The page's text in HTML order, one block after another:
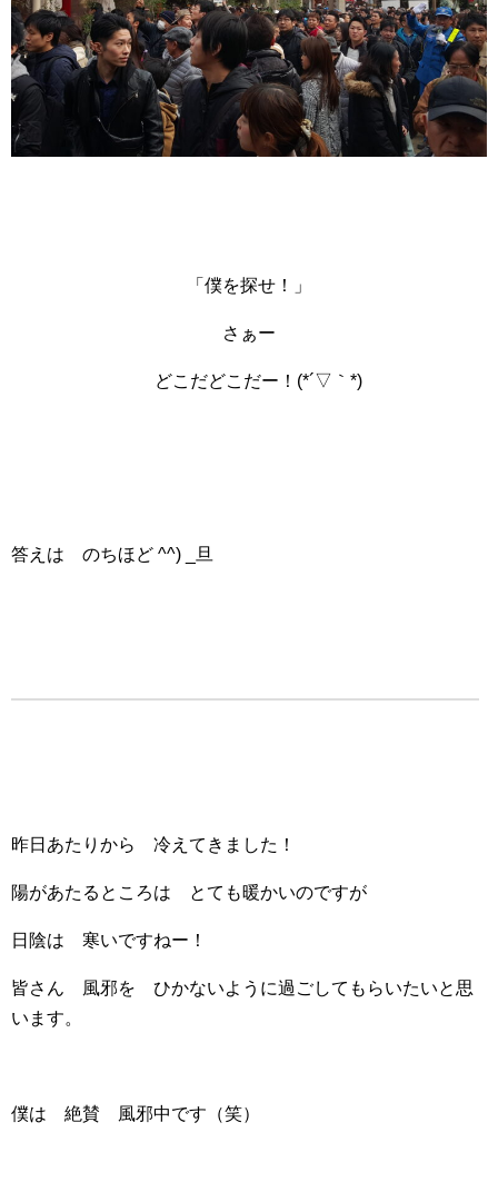
「僕を探せ！」
さぁー
どこだどこだー！(*´▽｀*)
答えは のちほど ^^) _旦
昨日あたりから 冷えてきました！
陽があたるところは とても暖かいのですが
日陰は 寒いですねー！
皆さん 風邪を ひかないように過ごしてもらいたいと思
います。
僕は 絶賛 風邪中です（笑）